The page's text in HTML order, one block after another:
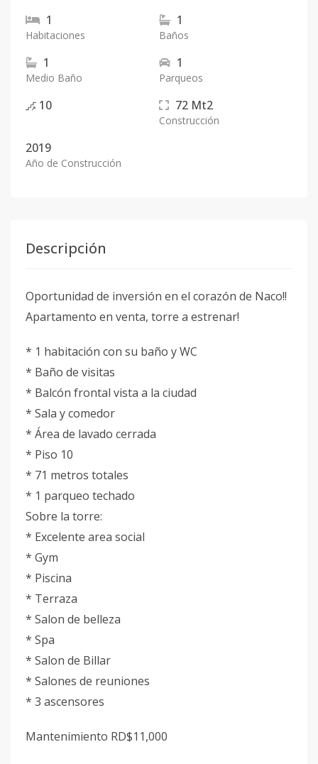
1
Habitaciones
1
Baños
1
Medio Baño
1
Parqueos
10 72 Mt2
Construcción
2019
Año de Construcción
Descripción
Oportunidad de inversión en el corazón de Naco!!
Apartamento en venta, torre a estrenar!
* 1 habitación con su baño y WC
* Baño de visitas
* Balcón frontal vista a la ciudad
* Sala y comedor
* Área de lavado cerrada
* Piso 10
* 71 metros totales
* 1 parqueo techado
Sobre la torre:
* Excelente area social
* Gym
* Piscina
* Terraza
* Salon de belleza
* Spa
* Salon de Billar
* Salones de reuniones
* 3 ascensores
Mantenimiento RD$11,000